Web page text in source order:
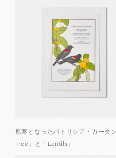
原案となったパトリシア・カータ
Tree」と「Lentils」